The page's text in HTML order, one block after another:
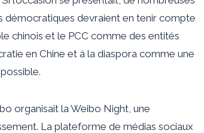
démocratiques devraient en tenir compte
chinois et le PCC comme des entités
en Chine et à la diaspora comme une
organisait la Weibo Night, une
La plateforme de médias sociaux